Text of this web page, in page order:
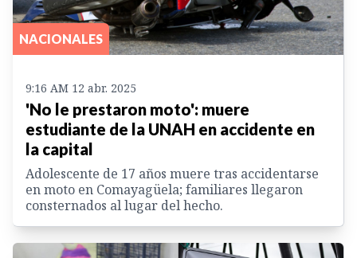
NACIONALES
9:16 AM 12 abr. 2025
'No le prestaron moto': muere
estudiante de la UNAH en accidente en
la capital
Adolescente de 17 años muere tras accidentarse
en moto en Comayagüela; familiares llegaron
consternados al lugar del hecho.